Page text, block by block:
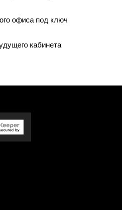
офиса под ключ
кабинета